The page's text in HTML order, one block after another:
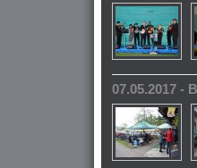
07.05.2017 -